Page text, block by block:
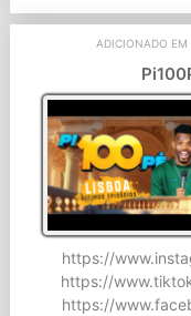
ADICIONADO
https://
https://
https://